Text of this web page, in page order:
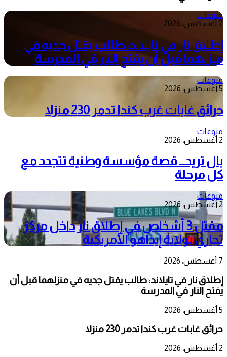
منوعات
7 أغسطس، 2026
إطلاق نار في تايلاند: طالب يقتل جديه في
منزلهما قبل أن يفتح النار في المدرسة
منوعات
5 أغسطس، 2026
حرائق غابات غرب كندا تدمر 230 منزلا
منوعات
2 أغسطس، 2026
بال تريد… قصة مؤسسة وطنية تتجدد مع
كل مرحلة
منوعات
2 أغسطس، 2026
مقتل 3 أشخاص في إطلاق نار داخل مركز
تجاري بولاية إيداهو الأمريكية
7 أغسطس، 2026
إطلاق نار في تايلاند: طالب يقتل جديه في منزلهما قبل أن
يفتح النار في المدرسة
5 أغسطس، 2026
حرائق غابات غرب كندا تدمر 230 منزلا
2 أغسطس، 2026